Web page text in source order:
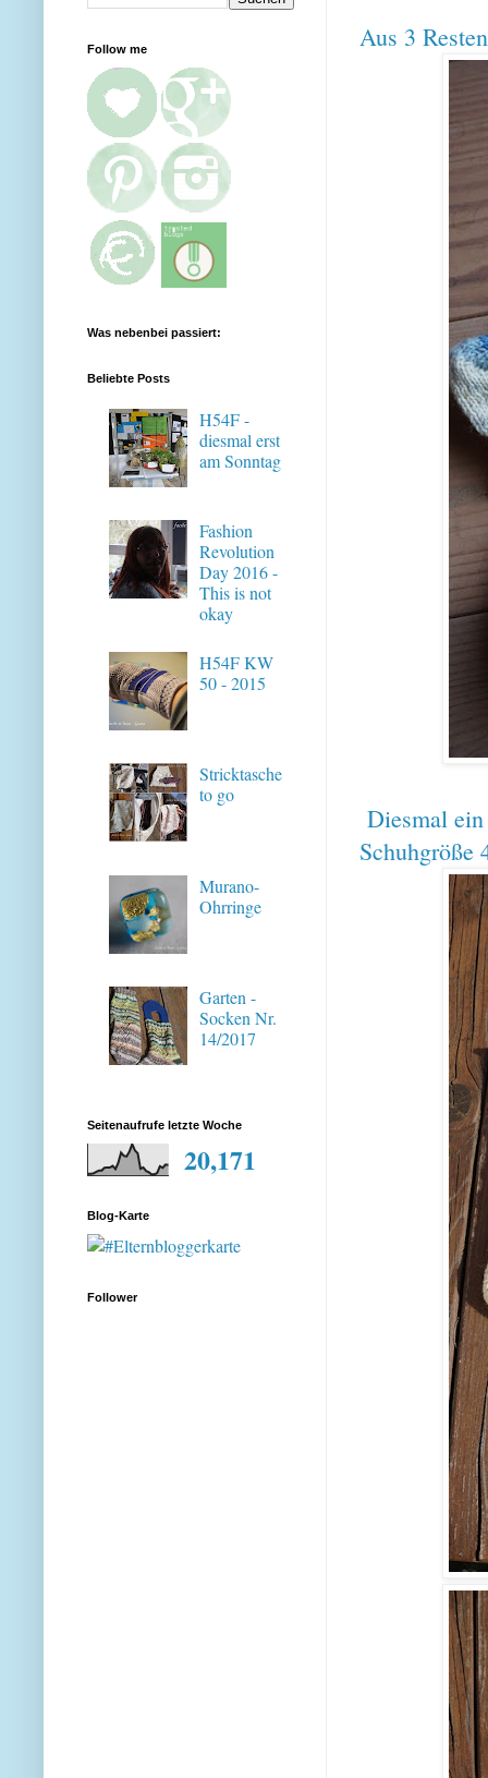
Aus 3
Diesmal
Schuhgröße
Follow me
Was nebenbei passiert:
Beliebte Posts
H54F -
diesmal erst
am Sonntag
Fashion
Revolution
Day 2016 -
This is not
okay
H54F KW
50 - 2015
Stricktasche
to go
Murano-
Ohrringe
Garten -
Socken Nr.
14/2017
Seitenaufrufe letzte Woche
20,171
Blog-Karte
Follower